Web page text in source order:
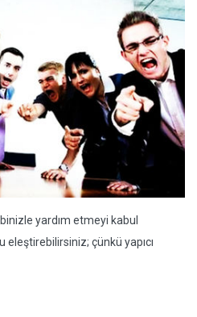
yardım etmeyi kabul
çünkü yapıcı